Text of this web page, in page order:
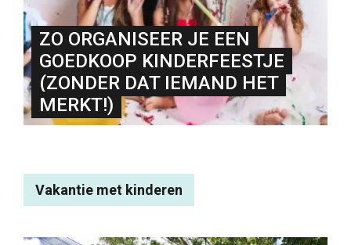
ZO ORGANISEER JE EEN
GOEDKOOP KINDERFEESTJE
(ZONDER DAT IEMAND HET
MERKT!)
Vakantie met kinderen